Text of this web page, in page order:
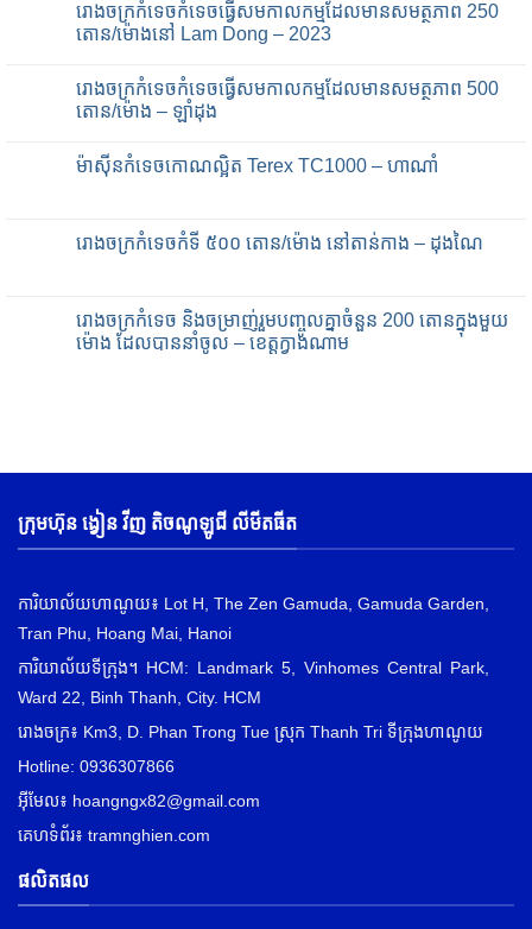
រោងចក្រកំទេចកំទេចធ្វើសមកាលកម្មដែលមានសមត្ថភាព 250
តោន/ម៉ោងនៅ Lam Dong – 2023
រោងចក្រកំទេចកំទេចធ្វើសមកាលកម្មដែលមានសមត្ថភាព 500
តោន/ម៉ោង – ឡាំដុង
ម៉ាស៊ីនកំទេចកោណល្អិត Terex TC1000 – ហាណាំ
រោងចក្រកំទេចកំទី ៥០០ តោន/ម៉ោង នៅតាន់កាង – ដុងណៃ
រោងចក្រកំទេច និងចម្រាញ់រួមបញ្ចូលគ្នាចំនួន 200 តោនក្នុងមួយ
ម៉ោង ដែលបាននាំចូល – ខេត្តក្វាងណាម
ក្រុមហ៊ុន ង្វៀន វីញ តិចណូឡូជី លីមីតធីត
ការិយាល័យហាណូយ៖ Lot H, The Zen Gamuda, Gamuda Garden,
Tran Phu, Hoang Mai, Hanoi
ការិយាល័យទីក្រុង។ HCM: Landmark 5, Vinhomes Central Park,
Ward 22, Binh Thanh, City. HCM
រោងចក្រ៖ Km3, D. Phan Trong Tue ស្រុក Thanh Tri ទីក្រុងហាណូយ
Hotline: 0936307866
អ៊ីមែល៖ hoangngx82@gmail.com
គេហទំព័រ៖ tramnghien.com
ផលិតផល